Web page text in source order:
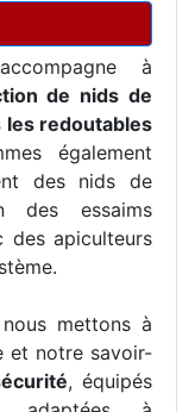
à
de nids de
les redoutables
également
des nids de
des essaims
des apiculteurs
mettons à
et notre savoir-
, équipés